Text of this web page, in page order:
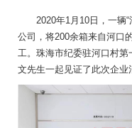
2020年1月10日，一辆
公司，将200余箱来自河口
工。珠海市纪委驻河口村
文先生一起见证了此次企业